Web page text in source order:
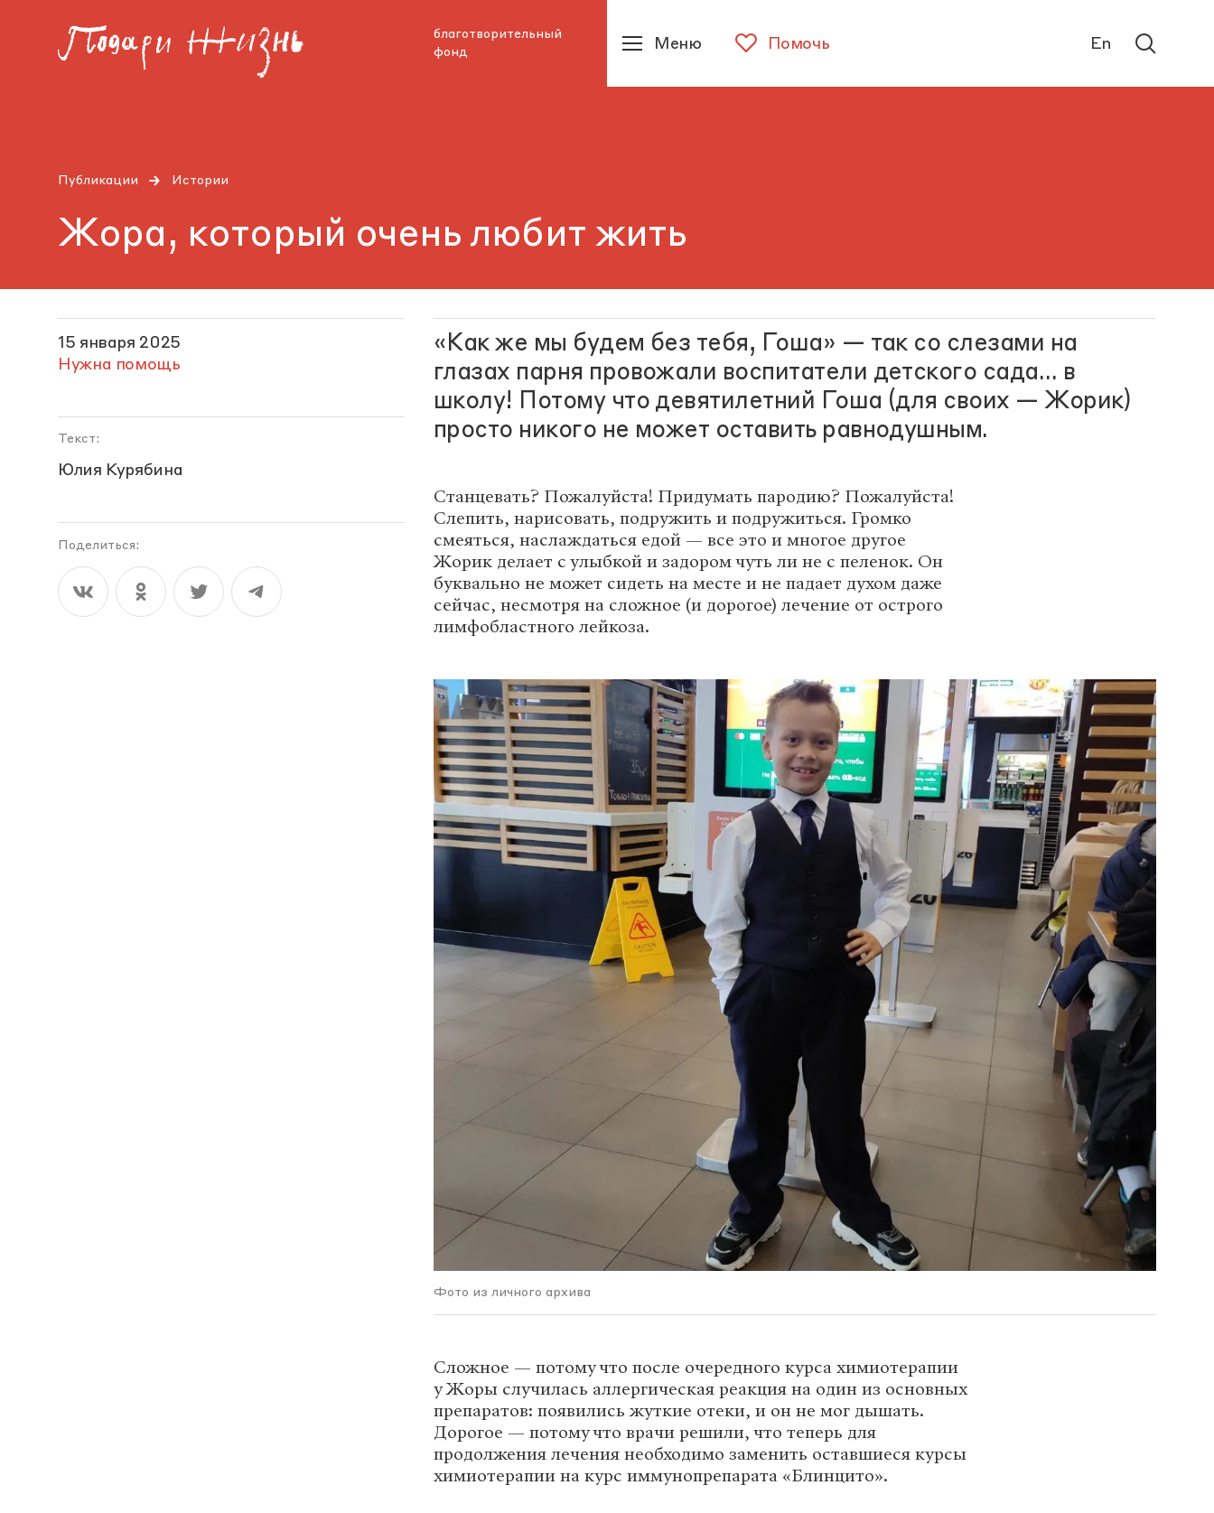
благотворительный
фонд
Помочь
Меню En
Публикации Истории
Жора, который очень любит жить
15 января 2025
Нужна помощь
Текст:
Юлия Курябина
Поделиться:
«Как же мы будем без тебя, Гоша» — так со слезами на
глазах парня провожали воспитатели детского сада… в
школу! Потому что девятилетний Гоша (для своих — Жорик)
просто никого не может оставить равнодушным.
Станцевать? Пожалуйста! Придумать пародию? Пожалуйста!
Слепить, нарисовать, подружить и подружиться. Громко
смеяться, наслаждаться едой — все это и многое другое
Жорик делает с улыбкой и задором чуть ли не с пеленок. Он
буквально не может сидеть на месте и не падает духом даже
сейчас, несмотря на сложное (и дорогое) лечение от острого
лимфобластного лейкоза.
Фото из личного архива
Сложное — потому что после очередного курса химиотерапии
у Жоры случилась аллергическая реакция на один из основных
препаратов: появились жуткие отеки, и он не мог дышать.
Дорогое — потому что врачи решили, что теперь для
продолжения лечения необходимо заменить оставшиеся курсы
химиотерапии на курс иммунопрепарата «Блинцито».